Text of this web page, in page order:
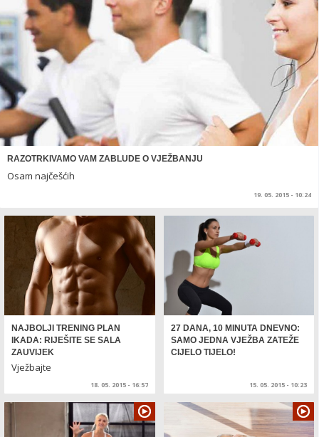
RAZOTRKIVAMO VAM ZABLUDE O VJEŽBANJU
Osam najčešćih
19. 05. 2015 - 10:24
NAJBOLJI TRENING PLAN
IKADA: RIJEŠITE SE SALA
ZAUVIJEK
Vježbajte
18. 05. 2015 - 16:57
27 DANA, 10 MINUTA DNEVNO:
SAMO JEDNA VJEŽBA ZATEŽE
CIJELO TIJELO!
15. 05. 2015 - 10:23